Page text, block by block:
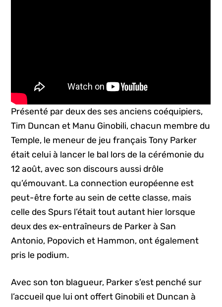
Présenté par deux des ses anciens coéquipiers,
Tim Duncan et Manu Ginobili, chacun membre du
Temple, le meneur de jeu français Tony Parker
était celui à lancer le bal lors de la cérémonie du
12 août, avec son discours aussi drôle
qu’émouvant. La connection européenne est
peut-être forte au sein de cette classe, mais
celle des Spurs l’était tout autant hier lorsque
deux des ex-entraîneurs de Parker à San
Antonio, Popovich et Hammon, ont également
pris le podium.
Avec son ton blagueur, Parker s’est penché sur
l’accueil que lui ont offert Ginobili et Duncan à